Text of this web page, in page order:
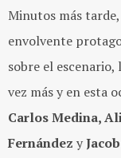
Minutos más
envolvente
sobre el
vez más y en esta
Carlos Medina,
Fernández y